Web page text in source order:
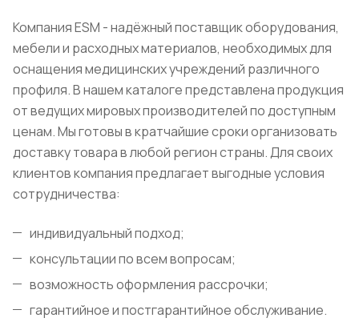
Компания ЕЅМ - надёжный поставщик оборудования,
мебели и расходных материалов, необходимых для
оснащения медицинских учреждений различного
профиля. В нашем каталоге представлена продукция
от ведущих мировых производителей по доступным
ценам. Мы готовы в кратчайшие сроки организовать
доставку товара в любой регион страны. Для своих
клиентов компания предлагает выгодные условия
сотрудничества:
индивидуальный подход;
консультации по всем вопросам;
возможность оформления рассрочки;
гарантийное и постгарантийное обслуживание.